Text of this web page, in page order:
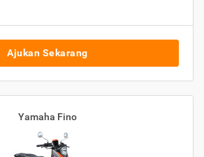
Ajukan Sekarang
Yamaha Fino